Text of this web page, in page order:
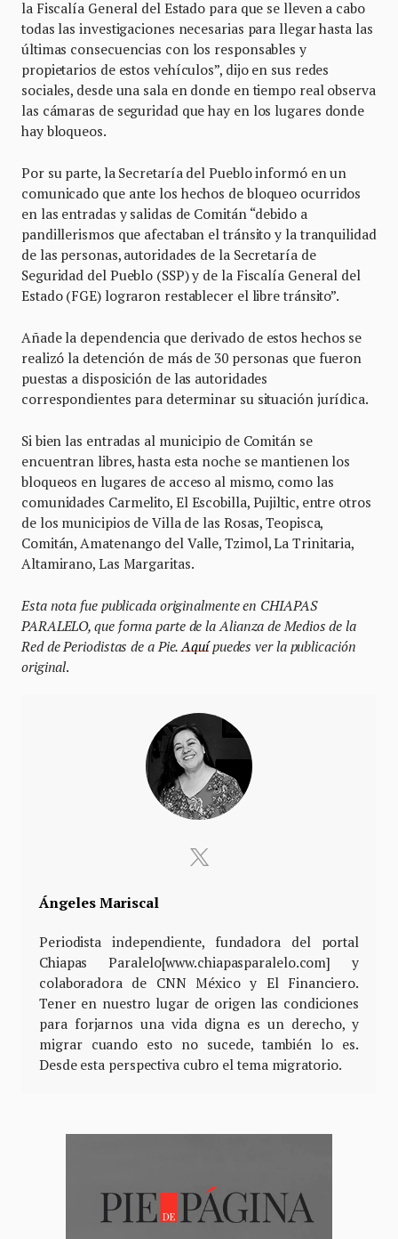
la Fiscalía General del Estado para que se lleven a cabo
todas las investigaciones necesarias para llegar hasta las
últimas consecuencias con los responsables y
propietarios de estos vehículos”, dijo en sus redes
sociales, desde una sala en donde en tiempo real observa
las cámaras de seguridad que hay en los lugares donde
hay bloqueos.
Por su parte, la Secretaría del Pueblo informó en un
comunicado que ante los hechos de bloqueo ocurridos
en las entradas y salidas de Comitán “debido a
pandillerismos que afectaban el tránsito y la tranquilidad
de las personas, autoridades de la Secretaría de
Seguridad del Pueblo (SSP) y de la Fiscalía General del
Estado (FGE) lograron restablecer el libre tránsito”.
Añade la dependencia que derivado de estos hechos se
realizó la detención de más de 30 personas que fueron
puestas a disposición de las autoridades
correspondientes para determinar su situación jurídica.
Si bien las entradas al municipio de Comitán se
encuentran libres, hasta esta noche se mantienen los
bloqueos en lugares de acceso al mismo, como las
comunidades Carmelito, El Escobilla, Pujiltic, entre otros
de los municipios de Villa de las Rosas, Teopisca,
Comitán, Amatenango del Valle, Tzimol, La Trinitaria,
Altamirano, Las Margaritas.
Esta nota fue publicada originalmente en CHIAPAS
PARALELO, que forma parte de la Alianza de Medios de la
Red de Periodistas de a Pie.Aquípuedes ver la publicación
original.
Ángeles Mariscal
Periodista independiente, fundadora del portal
Chiapas Paralelo[www.chiapasparalelo.com] y
colaboradora de CNN México y El Financiero.
Tener en nuestro lugar de origen las condiciones
para forjarnos una vida digna es un derecho, y
migrar cuando esto no sucede, también lo es.
Desde esta perspectiva cubro el tema migratorio.